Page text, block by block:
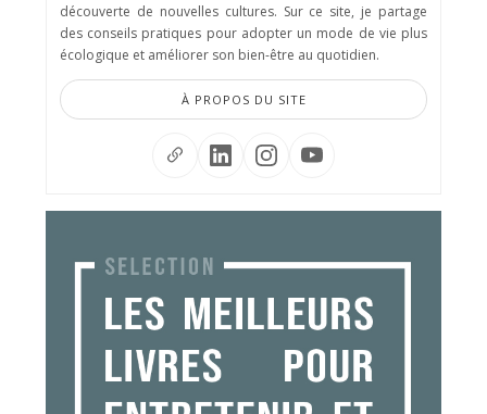
découverte de nouvelles cultures. Sur ce site, je partage
des conseils pratiques pour adopter un mode de vie plus
écologique et améliorer son bien-être au quotidien.
À PROPOS DU SITE